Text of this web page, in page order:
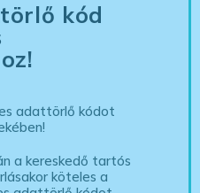
kód
adattörlő kódot
a kereskedő tartós
köteles a